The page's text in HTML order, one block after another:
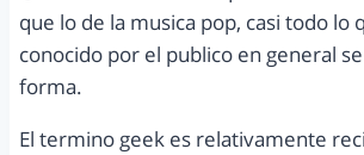
que lo de la musica pop, casi todo lo
conocido por el publico en general
forma.
El termino geek es relativamente